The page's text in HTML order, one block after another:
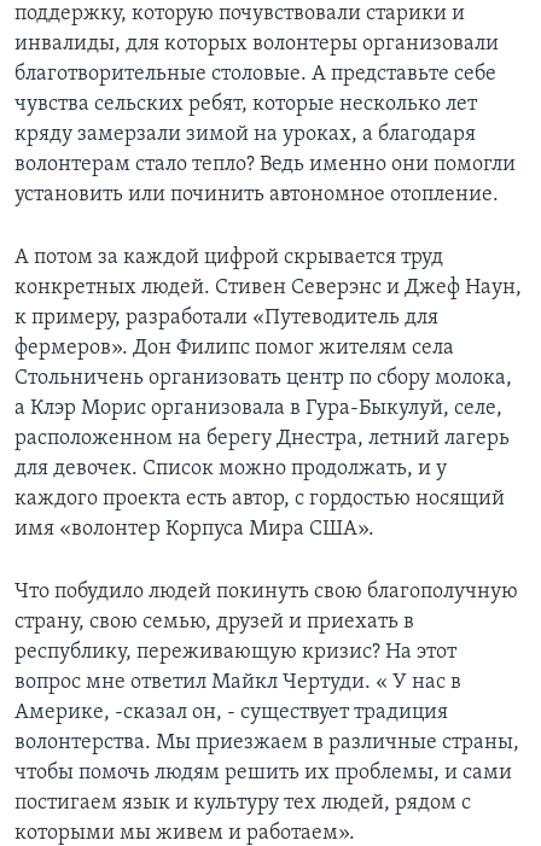
поддержку, которую почувствовали старики и
инвалиды, для которых волонтеры организовали
благотворительные столовые. А представьте себе
чувства сельских ребят, которые несколько лет
кряду замерзали зимой на уроках, а благодаря
волонтерам стало тепло? Ведь именно они помогли
установить или починить автономное отопление.
А потом за каждой цифрой скрывается труд
конкретных людей. Стивен Северэнс и Джеф Наун,
к примеру, разработали «Путеводитель для
фермеров». Дон Филипс помог жителям села
Стольничень организовать центр по сбору молока,
а Клэр Морис организовала в Гура-Быкулуй, селе,
расположенном на берегу Днестра, летний лагерь
для девочек. Список можно продолжать, и у
каждого проекта есть автор, с гордостью носящий
имя «волонтер Корпуса Мира США».
Что побудило людей покинуть свою благополучную
страну, свою семью, друзей и приехать в
республику, переживающую кризис? На этот
вопрос мне ответил Майкл Чертуди. « У нас в
Америке, -сказал он, - существует традиция
волонтерства. Мы приезжаем в различные страны,
чтобы помочь людям решить их проблемы, и сами
постигаем язык и культуру тех людей, рядом с
которыми мы живем и работаем».